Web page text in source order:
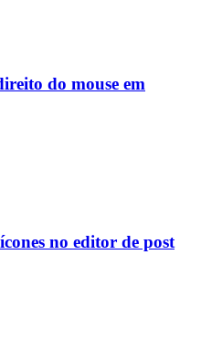
do mouse em
no editor de post